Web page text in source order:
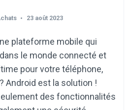
23 août 2023
plateforme mobile qui
le monde connecté et
pour votre téléphone,
Android est la solution !
des fonctionnalités